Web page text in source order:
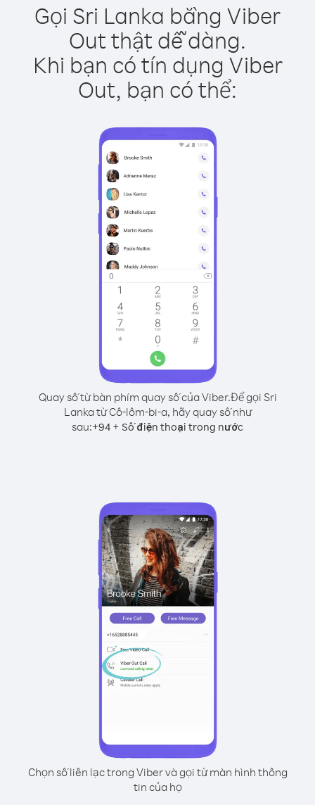
Gọi Sri Lanka bằng Viber
Out thật dễ dàng.
Khi bạn có tín dụng Viber
Out, bạn có thể:
Quay số từ bàn phím quay số của Viber.Để gọi Sri
Lanka từ Cô-lôm-bi-a, hãy quay số như
sau:+94 + Số điện thoại trong nước
Chọn số liên lạc trong Viber và gọi từ màn hình thông
tin của họ